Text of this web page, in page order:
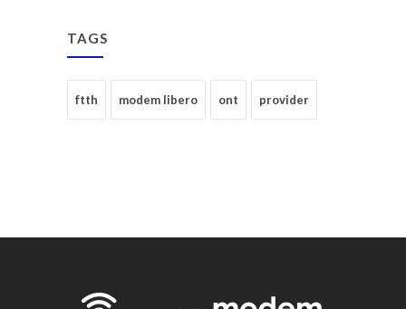
TAGS
ftth modem libero ont provider